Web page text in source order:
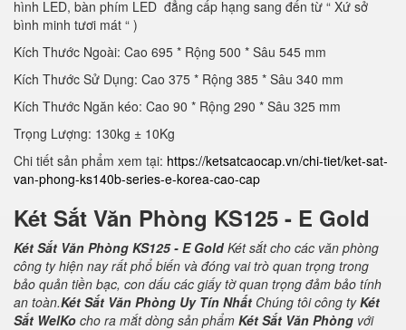
hình LED, bàn phím LED đẳng cấp hạng sang đến từ “ Xứ sở
bình minh tươi mát “ )
Kích Thước Ngoài: Cao 695 * Rộng 500 * Sâu 545 mm
Kích Thước Sử Dụng: Cao 375 * Rộng 385 * Sâu 340 mm
Kích Thước Ngăn kéo: Cao 90 * Rộng 290 * Sâu 325 mm
Trọng Lượng: 130kg ± 10Kg
Chi tiết sản phẩm xem tại: https://ketsatcaocap.vn/chi-tiet/ket-sat-
van-phong-ks140b-series-e-korea-cao-cap
Két Sắt Văn Phòng KS125 - E Gold
Két Sắt Văn Phòng KS125 - E GoldKét sắt cho các văn phòng
công ty hiện nay rất phổ biến và đóng vai trò quan trọng trong
bảo quản tiền bạc, con dấu các giấy tờ quan trọng đảm bảo tính
an toàn.Két Sắt Văn Phòng Uy Tín Nhất Chúng tôi công tyKét
Sắt WelKo cho ra mắt dòng sản phẩm Két Sắt Văn Phòng với